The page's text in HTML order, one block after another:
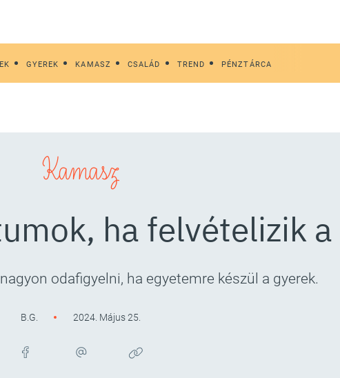
GYEREK KAMASZ CSALÁD TREND PÉNZTÁRCA
Kamasz
ha felvételizik
odafigyelni, ha egyetemre készül a gyerek.
B.G. 2024. Május 25.